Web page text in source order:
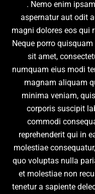
. Nemo enim
aspernatur aut odit
magni dolores eos qui
Neque porro
sit amet,
numquam eius modi
magnam aliquam
minima veniam,
corporis suscipit
commodi
reprehenderit qui in
molestiae
quo voluptas nulla
et molestiae non
tenetur a sapiente